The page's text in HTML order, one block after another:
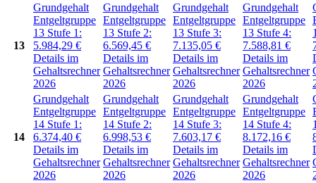
13
Grundgehalt
Entgeltgruppe
13 Stufe 1:
5.984,29 €
Details im
Gehaltsrechner
2026
Grundgehalt
Entgeltgruppe
13 Stufe 2:
6.569,45 €
Details im
Gehaltsrechner
2026
Grundgehalt
Entgeltgruppe
13 Stufe 3:
7.135,05 €
Details im
Gehaltsrechner
2026
Grundgehalt
Entgeltgruppe
13 Stufe 4:
7.588,81 €
Details im
Gehaltsrechner
2026
14
Grundgehalt
Entgeltgruppe
14 Stufe 1:
6.374,40 €
Details im
Gehaltsrechner
2026
Grundgehalt
Entgeltgruppe
14 Stufe 2:
6.998,53 €
Details im
Gehaltsrechner
2026
Grundgehalt
Entgeltgruppe
14 Stufe 3:
7.603,17 €
Details im
Gehaltsrechner
2026
Grundgehalt
Entgeltgruppe
14 Stufe 4:
8.172,16 €
Details im
Gehaltsrechner
2026